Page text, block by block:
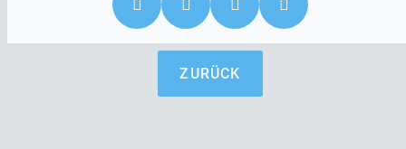
ZURÜCK